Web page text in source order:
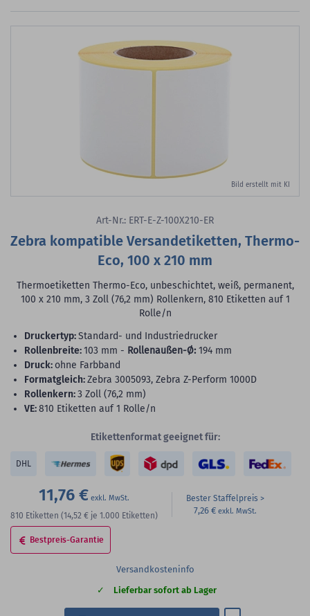
Bild erstellt mit KI
Art-Nr.: ERT-E-Z-100X210-ER
Zebra kompatible Versandetiketten, Thermo-
Eco, 100 x 210 mm
Thermoetiketten Thermo-Eco, unbeschichtet, weiß, permanent,
100 x 210 mm, 3 Zoll (76,2 mm) Rollenkern, 810 Etiketten auf 1
Rolle/n
Druckertyp:Standard- und Industriedrucker
Rollenbreite:103 mm - Rollenaußen-Ø: 194 mm
Druck: ohne Farbband
Formatgleich:Zebra 3005093, Zebra Z-Perform 1000D
Rollenkern:3 Zoll (76,2 mm)
VE:810 Etiketten auf 1 Rolle/n
Etikettenformat geeignet für:
DHL
11,76 €
810 Etiketten (14,52 € je 1.000 Etiketten)
Bester Staffelpreis
7,26 €
Bestpreis-Garantie
Versandkosteninfo
Lieferbar sofort ab Lager